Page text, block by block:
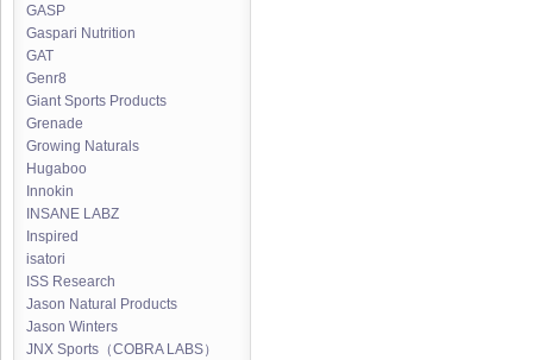
GASP
Gaspari Nutrition
GAT
Genr8
Giant Sports Products
Grenade
Growing Naturals
Hugaboo
Innokin
INSANE LABZ
Inspired
isatori
ISS Research
Jason Natural Products
Jason Winters
JNX Sports（COBRA LABS）